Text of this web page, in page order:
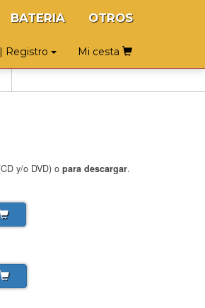
BATERIA OTROS
Registro Mi cesta
y/o DVD) opara descargar.